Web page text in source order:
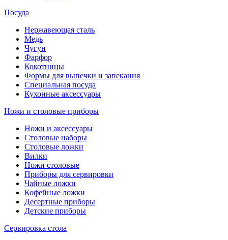
Посуда
Нержавеющая сталь
Медь
Чугун
Фарфор
Кокотницы
Формы для выпечки и запекания
Специальная посуда
Кухонные аксессуары
Ножи и столовые приборы
Ножи и аксессуары
Столовые наборы
Столовые ложки
Вилки
Ножи столовые
Приборы для сервировки
Чайные ложки
Кофейные ложки
Десертные приборы
Детские приборы
Сервировка стола